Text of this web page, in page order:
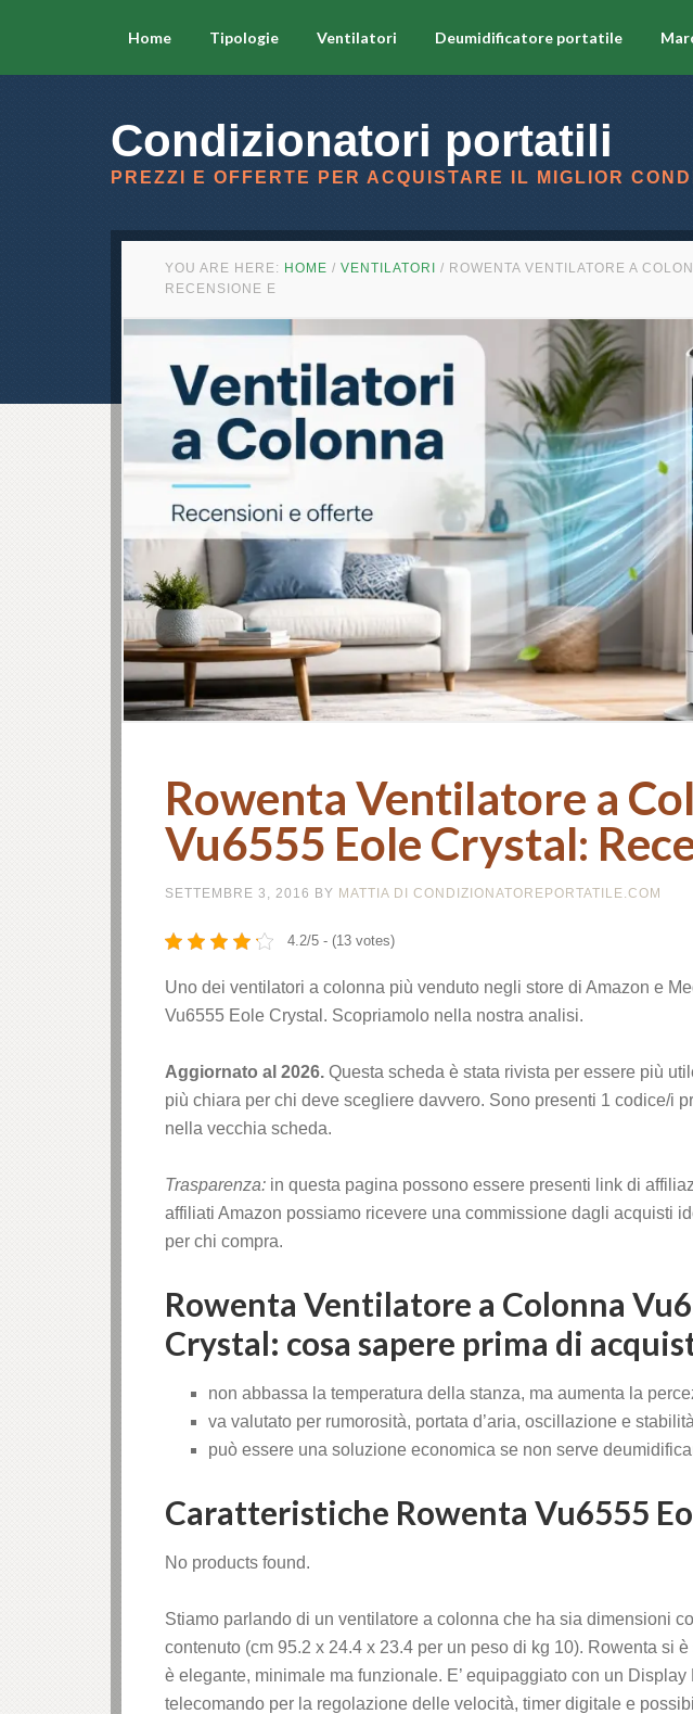
Home Tipologie Ventilatori Deumidificatore portatile
Condizionatori portatili
PREZZI E OFFERTE PER ACQUISTARE IL MIGLIOR
YOU ARE HERE: HOME / VENTILATORI / ROWENTA VENTILATORE A
RECENSIONE E
Rowenta Ventilatore a
Vu6555 Eole Crystal:
SETTEMBRE 3, 2016 BY MATTIA DI CONDIZIONATOREPORTATILE.COM
4.2/5 - (13 votes)
Uno dei ventilatori a colonna più venduto negli store di Amazon e
Vu6555 Eole Crystal. Scopriamolo nella nostra analisi.
Aggiornato al 2026. Questa scheda è stata rivista per essere più
più chiara per chi deve scegliere davvero. Sono presenti 1 codice/i
nella vecchia scheda.
Trasparenza: in questa pagina possono essere presenti link di
affiliati Amazon possiamo ricevere una commissione dagli acquisti
per chi compra.
Rowenta Ventilatore a Colonna
Crystal: cosa sapere prima di
non abbassa la temperatura della stanza, ma aumenta la
va valutato per rumorosità, portata d’aria, oscillazione e
può essere una soluzione economica se non serve
Caratteristiche Rowenta Vu6555
No products found.
Stiamo parlando di un ventilatore a colonna che ha sia dimensioni
contenuto (cm 95.2 x 24.4 x 23.4 per un peso di kg 10). Rowenta si
è elegante, minimale ma funzionale. E’ equipaggiato con un
telecomando per la regolazione delle velocità, timer digitale e